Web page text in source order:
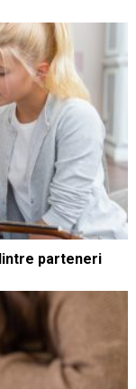
parteneri